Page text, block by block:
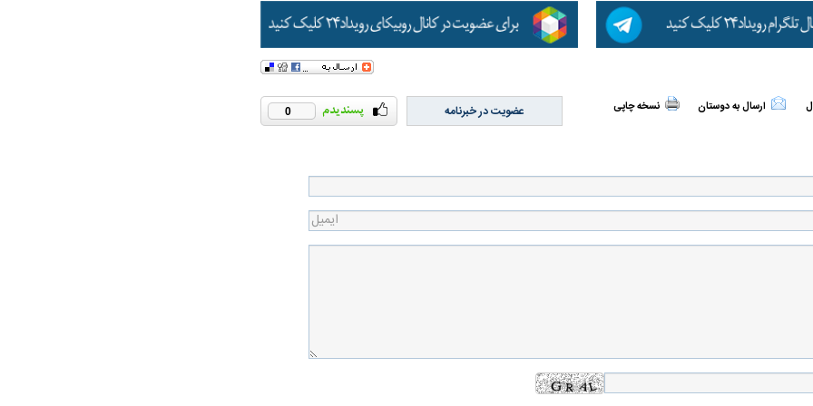
ارسال به دوستان نسخه چاپی 0 عضویت در خبرنامه
مردم است
ببینید| عراقچی: تعیین مسیر جدید
شدن تنگه هرمز نیست
ببینید| پزشکیان: مهمترین نگرانی من،
و شفاف‌کننده دلیل علاقه برخی افراد به فال و طالع‌بینی